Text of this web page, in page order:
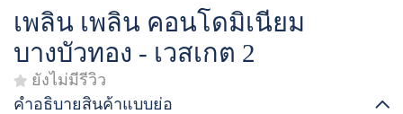
เพลิน เพลิน คอนโดมิเนียม
บางบัวทอง - เวสเกต 2
ยังไม่มีรีวิว
คำอธิบายสินค้าแบบย่อ